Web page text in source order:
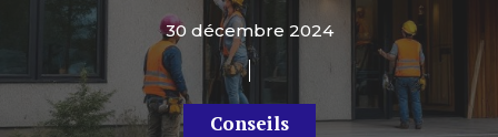
30 décembre 2024
Conseils